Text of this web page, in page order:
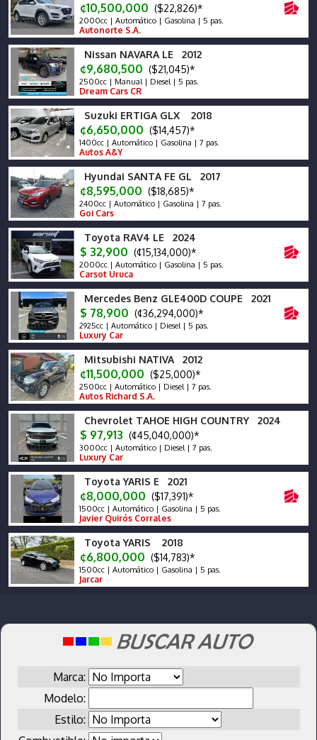
¢10,500,000 ($22,826)*
2000cc | Automático | Gasolina | 5 pas.
Autonorte S.A.
Nissan NAVARA LE 2012
¢9,680,500 ($21,045)*
2500cc | Manual | Diesel | 5 pas.
Dream Cars CR
Suzuki ERTIGA GLX 2018
¢6,650,000 ($14,457)*
1400cc | Automático | Gasolina | 7 pas.
Autos A&Y
Hyundai SANTA FE GL 2017
¢8,595,000 ($18,685)*
2400cc | Automático | Gasolina | 7 pas.
Goi Cars
Toyota RAV4 LE 2024
$ 32,900 (¢15,134,000)*
2000cc | Automático | Gasolina | 5 pas.
Carsot Uruca
Mercedes Benz GLE400D COUPE 2021
$ 78,900 (¢36,294,000)*
2925cc | Automático | Diesel | 5 pas.
Luxury Car
Mitsubishi NATIVA 2012
¢11,500,000 ($25,000)*
2500cc | Automático | Diesel | 7 pas.
Autos Richard S.A.
Chevrolet TAHOE HIGH COUNTRY 2024
$ 97,913 (¢45,040,000)*
3000cc | Automático | Diesel | 7 pas.
Luxury Car
Toyota YARIS E 2021
¢8,000,000 ($17,391)*
1500cc | Automático | Gasolina | 5 pas.
Javier Quirós Corrales
Toyota YARIS 2018
¢6,800,000 ($14,783)*
1500cc | Automático | Gasolina | 5 pas.
Jarcar
Marca:
Modelo:
Estilo: